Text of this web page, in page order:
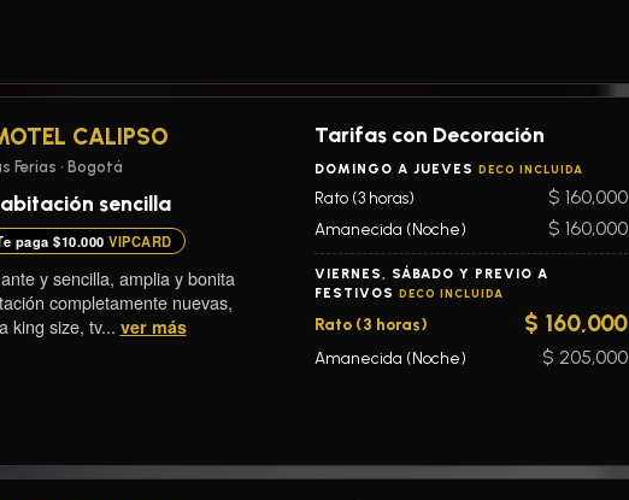
CALIPSO
Ferias • Bogotá
sencilla
paga $10.000 VIPCARD
y sencilla, amplia y bonita
completamente nuevas,
king size, tv... ver más
Tarifas con Decoración
DOMINGO A JUEVES DECO INCLUIDA
Rato (3 horas) $ 160,000
Amanecida (Noche) $ 160,000
VIERNES, SÁBADO Y PREVIO A
FESTIVOS DECO INCLUIDA
Rato (3 horas) $ 160,000
Amanecida (Noche) $ 205,000